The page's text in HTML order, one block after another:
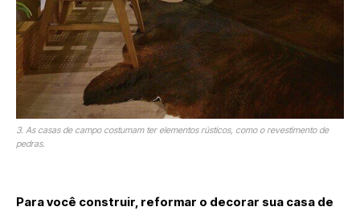
3. As casas de campo costumam ter elementos rústicos, como o revestimento de
pedras.
Para você construir, reformar o decorar sua casa de